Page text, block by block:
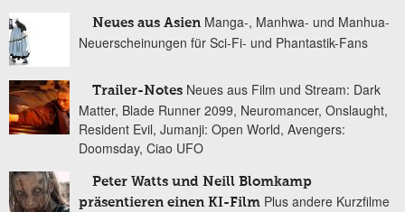
Neues aus Asien Manga-, Manhwa- und Manhua-
Neuerscheinungen für Sci-Fi- und Phantastik-Fans
Trailer-Notes Neues aus Film und Stream: Dark
Matter, Blade Runner 2099, Neuromancer, Onslaught,
Resident Evil, Jumanji: Open World, Avengers:
Doomsday, Ciao UFO
Peter Watts und Neill Blomkamp
präsentieren einen KI-Film Plus andere Kurzfilme